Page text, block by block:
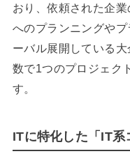
おり、依頼された企
へのプランニングや
ーバル展開している
数で1つのプロジェク
す。
ITに特化した「IT系